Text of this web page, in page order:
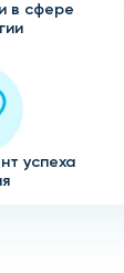
в сфере
успеха